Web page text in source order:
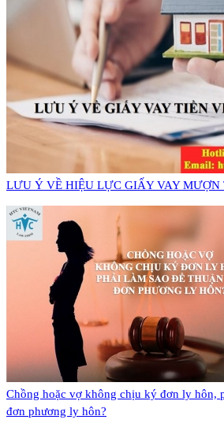
​LƯU Ý VỀ HIỆU LỰC GIẤY VAY MƯỢN
​Chồng hoặc vợ không chịu ký đơn ly hôn,
đơn phương ly hôn?